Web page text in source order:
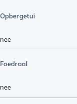
Opbergetui
nee
Foedraal
nee